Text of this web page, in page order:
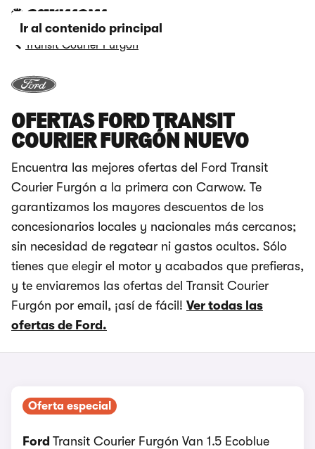
Ir al contenido principal
Transit Courier Furgón
OFERTAS FORD TRANSIT
COURIER FURGÓN NUEVO
Encuentra las mejores ofertas del Ford Transit
Courier Furgón a la primera con Carwow. Te
garantizamos los mayores descuentos de los
concesionarios locales y nacionales más cercanos;
sin necesidad de regatear ni gastos ocultos. Sólo
tienes que elegir el motor y acabados que prefieras,
y te enviaremos las ofertas del Transit Courier
Furgón por email, ¡así de fácil! Ver todas las
ofertas de Ford.
Oferta especial
Ford Transit Courier Furgón Van 1.5 Ecoblue